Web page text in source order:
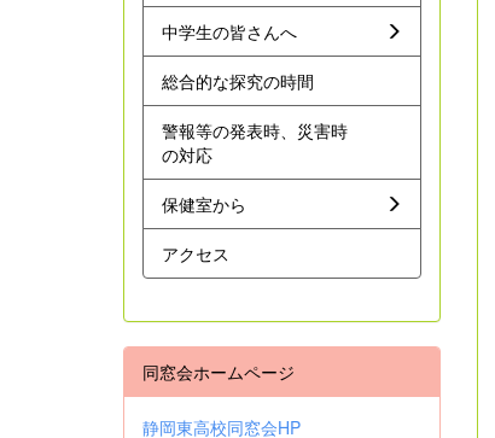
中学生の皆さんへ
総合的な探究の時間
警報等の発表時、災害時
の対応
保健室から
アクセス
同窓会ホームページ
静岡東高校同窓会HP